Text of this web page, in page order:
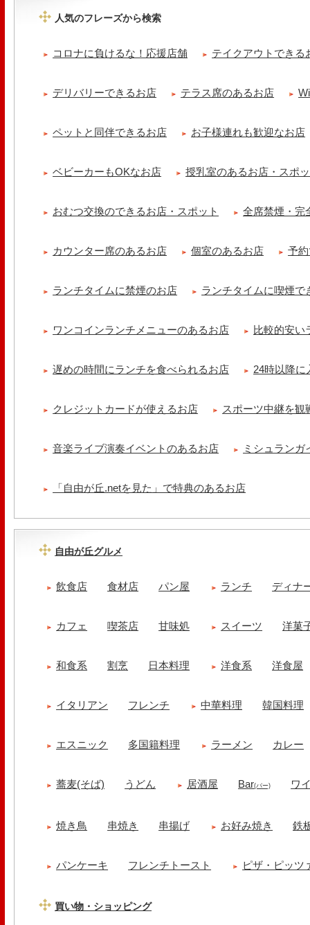
ッコラサラダをそえて)手..
【 よもぎ蒸しやリラクゼーション専門の顧問契約 】 冷え性改善協会
人気のフレーズから検索
コロナに負けるな！応援店舗 テイクアウトできる
デリバリーできるお店 テラス席のあるお店
ペットと同伴できるお店 お子様連れも歓迎なお店
ベビーカーもOKなお店 授乳室のあるお店・スポ
おむつ交換のできるお店・スポット 全席禁煙・完
カウンター席のあるお店 個室のあるお店 予
ランチタイムに禁煙のお店 ランチタイムに喫煙で
ワンコインランチメニューのあるお店 比較的安い
遅めの時間にランチを食べられるお店 24時以降に
クレジットカードが使えるお店 スポーツ中継を観
音楽ライブ演奏イベントのあるお店 ミシュランガ
「自由が丘.netを見た」で特典のあるお店
自由が丘グルメ
飲食店 食材店 パン屋 ランチ ディナ
カフェ 喫茶店 甘味処 スイーツ 洋菓
和食系 割烹 日本料理 洋食系 洋食屋
イタリアン フレンチ 中華料理 韓国料理
エスニック 多国籍料理 ラーメン カレー
蕎麦(そば) うどん 居酒屋 Bar(バー) ワ
焼き鳥 串焼き 串揚げ お好み焼き 鉄
パンケーキ フレンチトースト ピザ・ピッツ
買い物・ショッピング